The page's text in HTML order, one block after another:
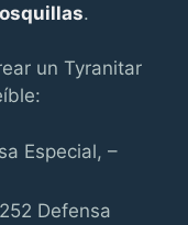
.
un Tyranitar
Especial, –
Defensa